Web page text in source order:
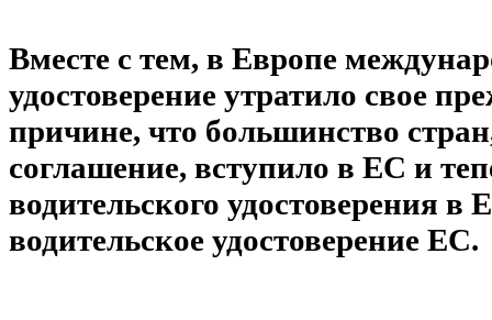
Вместе с тем, в Европе
удостоверение утратило свое
причине, что большинство
соглашение, вступило в ЕС и
водительского удостоверения в
водительское удостоверение EС.